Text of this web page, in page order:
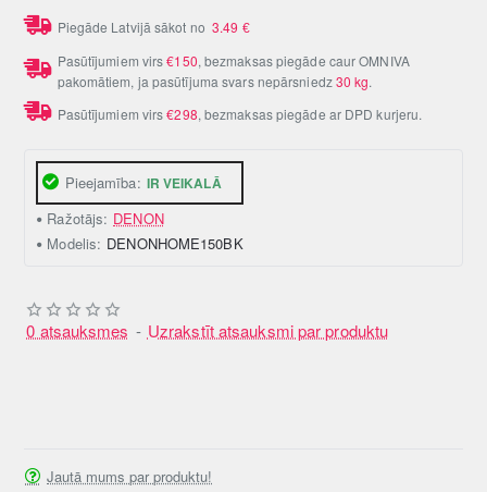
Pieejamība: IR VEIKALĀ
Ražotājs: DENON
Modelis: DENONHOME150BK
0 atsauksmes - Uzrakstīt atsauksmi par produktu
Piegāde Latvijā sākot no3.49 €
Pasūtījumiem virs€150, bezmaksas piegāde caur OMNIVA
pakomātiem, ja pasūtījuma svars nepārsniedz30 kg.
Pasūtījumiem virs€298, bezmaksas piegāde ar DPD kurjeru.
Jautā mums par produktu!